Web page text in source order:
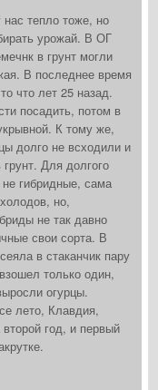
тепло тоже, но
урожай. В ОГ
в грунт могли
В последнее время
что лет 25 назад.
посадить, потом в
К тому же,
долго не всходили и
Для долгого
гибридные, сама
но,
не так давно
свои сорта. В
в стаканчик пару
только один,
огурцы.
лето, Клавдия,
год, и первый